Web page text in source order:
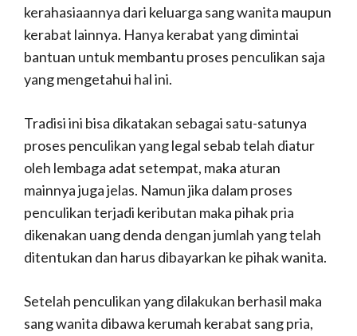
kerahasiaannya dari keluarga sang wanita maupun
kerabat lainnya. Hanya kerabat yang dimintai
bantuan untuk membantu proses penculikan saja
yang mengetahui hal ini.
Tradisi ini bisa dikatakan sebagai satu-satunya
proses penculikan yang legal sebab telah diatur
oleh lembaga adat setempat, maka aturan
mainnya juga jelas. Namun jika dalam proses
penculikan terjadi keributan maka pihak pria
dikenakan uang denda dengan jumlah yang telah
ditentukan dan harus dibayarkan ke pihak wanita.
Setelah penculikan yang dilakukan berhasil maka
sang wanita dibawa kerumah kerabat sang pria,